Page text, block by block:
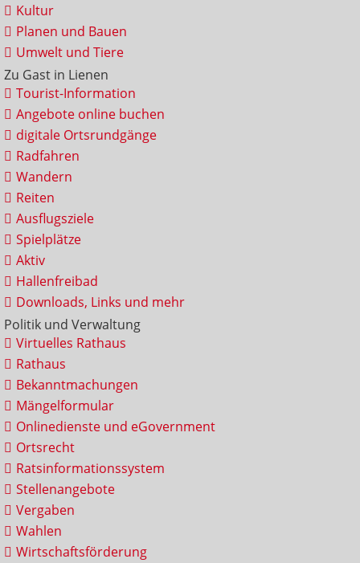
Kultur
Planen und Bauen
Umwelt und Tiere
Zu Gast in Lienen
Tourist-Information
Angebote online buchen
digitale Ortsrundgänge
Radfahren
Wandern
Reiten
Ausflugsziele
Spielplätze
Aktiv
Hallenfreibad
Downloads, Links und mehr
Politik und Verwaltung
Virtuelles Rathaus
Rathaus
Bekanntmachungen
Mängelformular
Onlinedienste und eGovernment
Ortsrecht
Ratsinformationssystem
Stellenangebote
Vergaben
Wahlen
Wirtschaftsförderung